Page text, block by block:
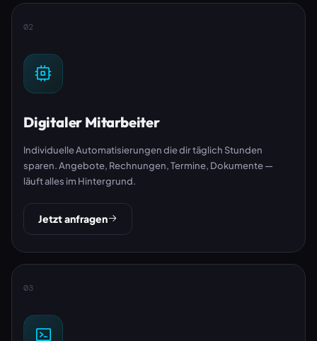
02
Digitaler Mitarbeiter
Individuelle Automatisierungen die dir täglich Stunden
sparen. Angebote, Rechnungen, Termine, Dokumente —
läuft alles im Hintergrund.
Jetzt anfragen
03